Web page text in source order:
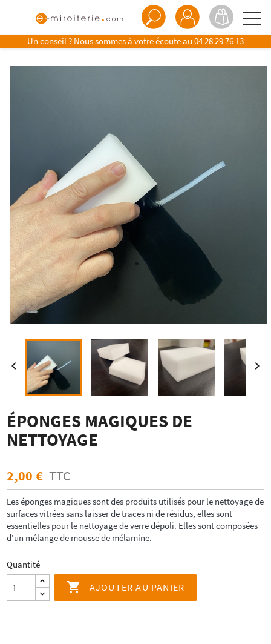
Un conseil ? Nous sommes à votre écoute au 04 28 29 76 13
 
ÉPONGES MAGIQUES DE
NETTOYAGE
2,00 € TTC
Les éponges magiques sont des produits utilisés pour le nettoyage de
surfaces vitrées sans laisser de traces ni de résidus, elles sont
essentielles pour le nettoyage de verre dépoli. Elles sont composées
d'un mélange de mousse de mélamine.
Quantité
 AJOUTER AU PANIER